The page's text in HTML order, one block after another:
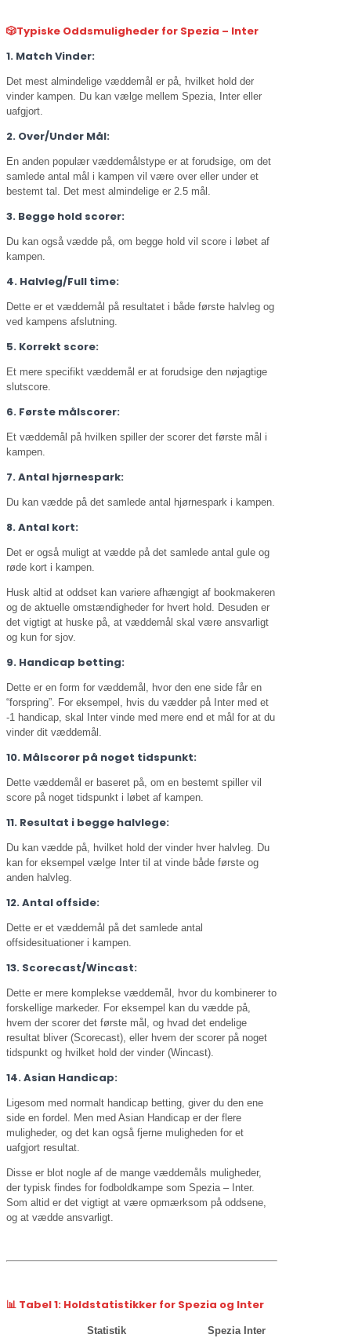
🎲Typiske Oddsmuligheder for Spezia – Inter
1. Match Vinder:
Det mest almindelige væddemål er på, hvilket hold der
vinder kampen. Du kan vælge mellem Spezia, Inter eller
uafgjort.
2. Over/Under Mål:
En anden populær væddemålstype er at forudsige, om det
samlede antal mål i kampen vil være over eller under et
bestemt tal. Det mest almindelige er 2.5 mål.
3. Begge hold scorer:
Du kan også vædde på, om begge hold vil score i løbet af
kampen.
4. Halvleg/Full time:
Dette er et væddemål på resultatet i både første halvleg og
ved kampens afslutning.
5. Korrekt score:
Et mere specifikt væddemål er at forudsige den nøjagtige
slutscore.
6. Første målscorer:
Et væddemål på hvilken spiller der scorer det første mål i
kampen.
7. Antal hjørnespark:
Du kan vædde på det samlede antal hjørnespark i kampen.
8. Antal kort:
Det er også muligt at vædde på det samlede antal gule og
røde kort i kampen.
Husk altid at oddset kan variere afhængigt af bookmakeren
og de aktuelle omstændigheder for hvert hold. Desuden er
det vigtigt at huske på, at væddemål skal være ansvarligt
og kun for sjov.
9. Handicap betting:
Dette er en form for væddemål, hvor den ene side får en
“forspring”. For eksempel, hvis du vædder på Inter med et
-1 handicap, skal Inter vinde med mere end et mål for at du
vinder dit væddemål.
10. Målscorer på noget tidspunkt:
Dette væddemål er baseret på, om en bestemt spiller vil
score på noget tidspunkt i løbet af kampen.
11. Resultat i begge halvlege:
Du kan vædde på, hvilket hold der vinder hver halvleg. Du
kan for eksempel vælge Inter til at vinde både første og
anden halvleg.
12. Antal offside:
Dette er et væddemål på det samlede antal
offsidesituationer i kampen.
13. Scorecast/Wincast:
Dette er mere komplekse væddemål, hvor du kombinerer to
forskellige markeder. For eksempel kan du vædde på,
hvem der scorer det første mål, og hvad det endelige
resultat bliver (Scorecast), eller hvem der scorer på noget
tidspunkt og hvilket hold der vinder (Wincast).
14. Asian Handicap:
Ligesom med normalt handicap betting, giver du den ene
side en fordel. Men med Asian Handicap er der flere
muligheder, og det kan også fjerne muligheden for et
uafgjort resultat.
Disse er blot nogle af de mange væddemåls muligheder,
der typisk findes for fodboldkampe som Spezia – Inter.
Som altid er det vigtigt at være opmærksom på oddsene,
og at vædde ansvarligt.
📊 Tabel 1: Holdstatistikker for Spezia og Inter
Statistik Spezia Inter